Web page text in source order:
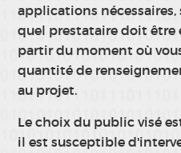
applications
quel prestataire doit être
partir du moment où
quantité de
au projet.
Le choix du public visé
il est susceptible